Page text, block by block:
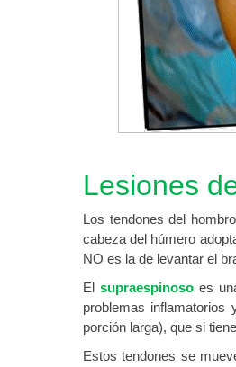
Lesiones
Los tendones del
cabeza del húmero
NO es la de levantar el
El supraespinosoes
problemas
porción larga), que si
Estos tendones se